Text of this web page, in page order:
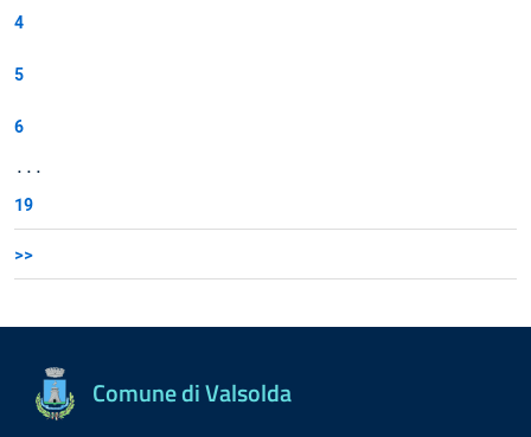
4
5
6
...
19
>>
Comune di Valsolda